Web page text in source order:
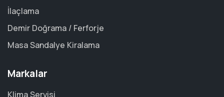
İlaçlama
Demir Doğrama / Ferforje
Masa Sandalye Kiralama
Markalar
Klima Servisi